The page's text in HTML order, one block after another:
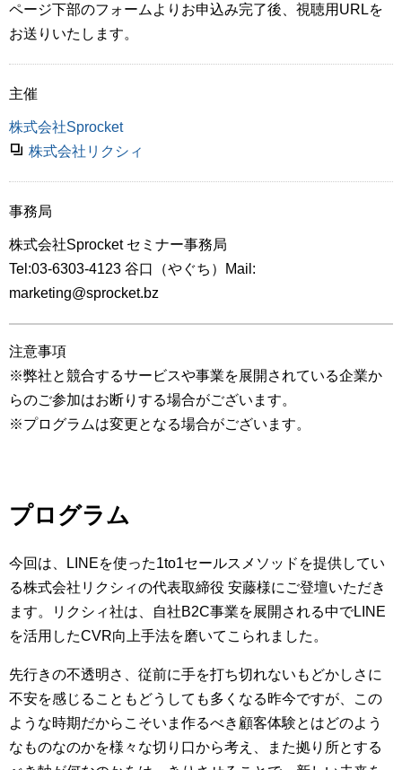
ページ下部のフォームよりお申込み完了後、視聴用URLを
お送りいたします。
主催
株式会社Sprocket
株式会社リクシィ
事務局
株式会社Sprocket セミナー事務局
Tel:03-6303-4123 谷口（やぐち）Mail:
marketing@sprocket.bz
注意事項
※弊社と競合するサービスや事業を展開されている企業か
らのご参加はお断りする場合がございます。
※プログラムは変更となる場合がございます。
プログラム
今回は、LINEを使った1to1セールスメソッドを提供してい
る株式会社リクシィの代表取締役 安藤様にご登壇いただき
ます。リクシィ社は、自社B2C事業を展開される中でLINE
を活用したCVR向上手法を磨いてこられました。
先行きの不透明さ、従前に手を打ち切れないもどかしさに
不安を感じることもどうしても多くなる昨今ですが、この
ような時期だからこそいま作るべき顧客体験とはどのよう
なものなのかを様々な切り口から考え、また拠り所とする